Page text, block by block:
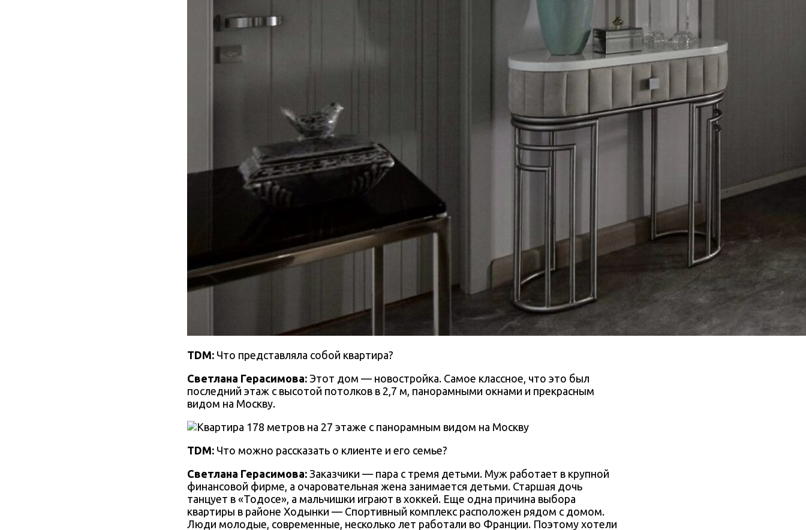
TDM: Что представляла собой квартира?
Светлана Герасимова: Этот дом — новостройка. Самое классное, что это был
последний этаж с высотой потолков в 2,7 м, панорамными окнами и прекрасным
видом на Москву.
TDM: Что можно рассказать о клиенте и его семье?
Светлана Герасимова: Заказчики — пара с тремя детьми. Муж работает в крупной
финансовой фирме, а очаровательная жена занимается детьми. Старшая дочь
танцует в «Тодосе», а мальчишки играют в хоккей. Еще одна причина выбора
квартиры в районе Ходынки — Спортивный комплекс расположен рядом с домом.
Люди молодые, современные, несколько лет работали во Франции. Поэтому хотели